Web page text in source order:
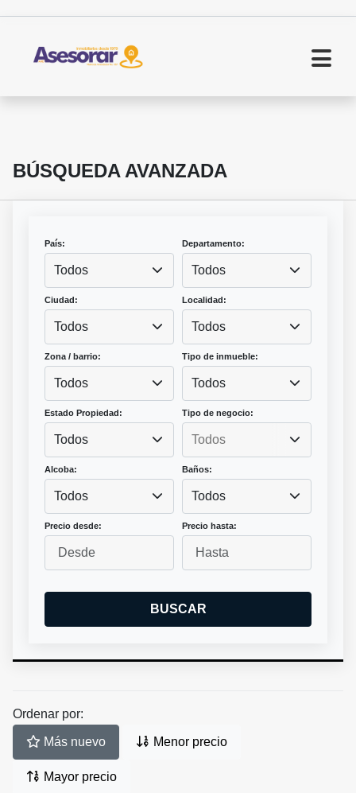
BÚSQUEDA AVANZADA
País:
Todos
Departamento:
Todos
Ciudad:
Todos
Localidad:
Todos
Zona / barrio:
Todos
Tipo de inmueble:
Todos
Estado Propiedad:
Todos
Tipo de negocio:
Alcoba:
Todos
Baños:
Todos
Precio desde: Precio hasta:
BUSCAR
Ordenar por:
Más nuevo Menor precio
Mayor precio